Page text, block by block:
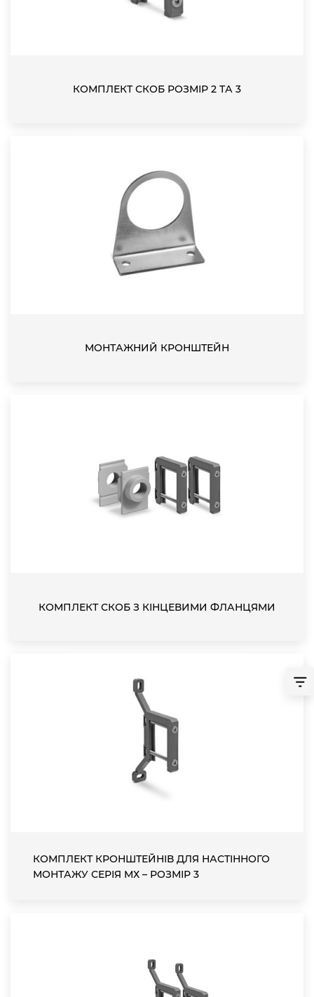
КОМПЛЕКТ СКОБ РОЗМІР 2 ТА 3
МОНТАЖНИЙ КРОНШТЕЙН
КОМПЛЕКТ СКОБ З КІНЦЕВИМИ ФЛАНЦЯМИ
КОМПЛЕКТ КРОНШТЕЙНІВ ДЛЯ НАСТІННОГО
МОНТАЖУ СЕРІЯ МХ – РОЗМІР 3